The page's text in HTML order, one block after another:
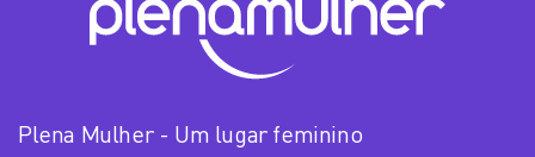
Plena Mulher - Um lugar feminino